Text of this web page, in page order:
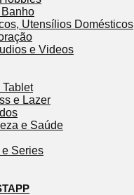
Utensílios Domésticos
e Videos
Tablet
e Lazer
e Saúde
e Series